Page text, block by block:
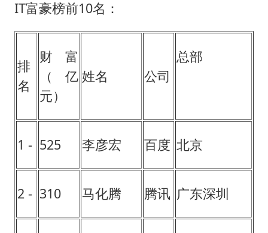
IT富豪榜前10名：
排
名
财富
（亿
元）
姓名 公司
总部
1 - 525 李彦宏 百度 北京
2 - 310 马化腾 腾讯 广东深圳